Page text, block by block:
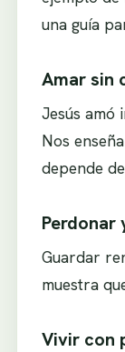
una guía
Amar sin
Jesús amó
Nos
depende
Perdonar
Guardar
muestra
Vivir con